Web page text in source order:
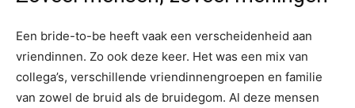
Een bride-to-be heeft vaak een verscheidenheid aan
vriendinnen. Zo ook deze keer. Het was een mix van
collega’s, verschillende vriendinnengroepen en familie
van zowel de bruid als de bruidegom. Al deze mensen